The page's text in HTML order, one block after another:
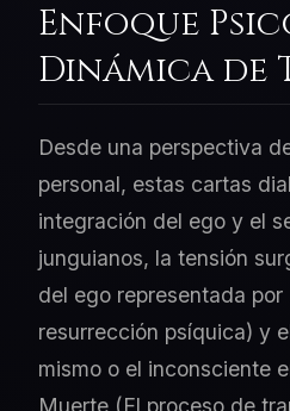
Enfoque
Dinámica de
Desde una perspectiva
personal, estas cartas
integración del ego y el
junguianos, la tensión
del ego representada por
resurrección psíquica) y
mismo o el inconsciente